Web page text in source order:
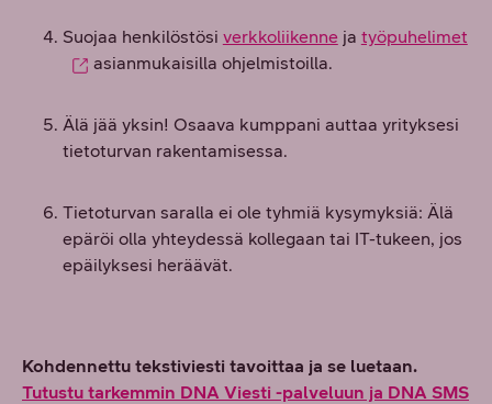
Suojaa henkilöstösi verkkoliikenne ja työpuhelimet
asianmukaisilla ohjelmistoilla.
Älä jää yksin! Osaava kumppani auttaa yrityksesi
tietoturvan rakentamisessa.
Tietoturvan saralla ei ole tyhmiä kysymyksiä: Älä
epäröi olla yhteydessä kollegaan tai IT-tukeen, jos
epäilyksesi heräävät.
Kohdennettu tekstiviesti tavoittaa ja se luetaan.
Tutustu tarkemmin DNA Viesti -palveluun ja DNA SMS